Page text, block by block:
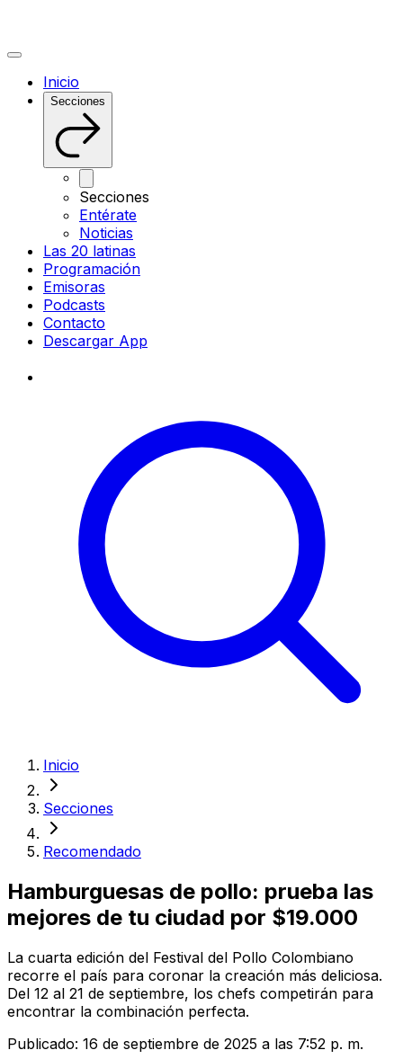
Inicio
Secciones
Secciones
Entérate
Noticias
Las 20 latinas
Programación
Emisoras
Podcasts
Contacto
Descargar App
Inicio
Secciones
Recomendado
Hamburguesas de pollo: prueba las
mejores de tu ciudad por $19.000
La cuarta edición del Festival del Pollo Colombiano
recorre el país para coronar la creación más deliciosa.
Del 12 al 21 de septiembre, los chefs competirán para
encontrar la combinación perfecta.
Publicado: 16 de septiembre de 2025 a las 7:52 p. m.